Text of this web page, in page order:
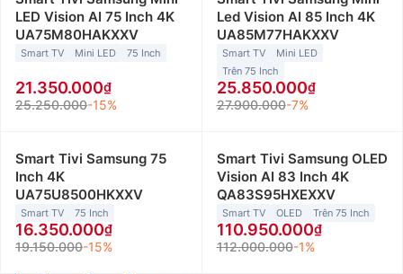
LED Vision AI 75 Inch 4K
UA75M80HAKXXV
Smart TV Mini LED 75 Inch
21.350.000
25.250.000-15%
Led Vision AI 85 Inch 4K
UA85M77HAKXXV
Smart TV
Mini LED
Trên 75 Inch
25.850.000
27.900.000-7%
Smart Tivi Samsung 75
Inch 4K
UA75U8500HKXXV
Smart TV 75 Inch
16.350.000
19.150.000-15%
Smart Tivi Samsung OLED
Vision AI 83 Inch 4K
QA83S95HXEXXV
Smart TV OLED Trên 75 Inch
110.950.000
112.000.000-1%